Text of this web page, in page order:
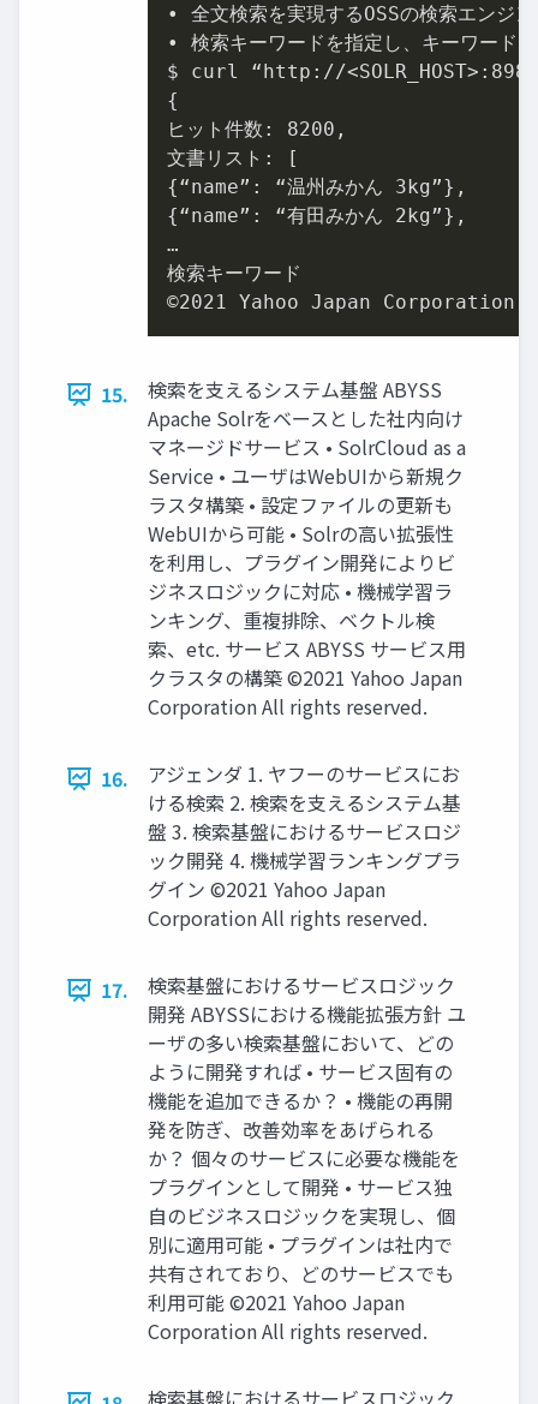
• 全文検索を実現するOSSの検索エンジ
• 検索キーワードを指定し、キーワード
$ curl “http://<SOLR_HOST>: 8983
{
ヒット件数: 8200 ,
文書リスト: [
{“name”: “温州みかん 3 kg”},
{“name”: “有田みかん 2 kg”},
…
検索キーワード
©2021 Yahoo Japan Corporation
15.
検索を支えるシステム基盤 ABYSS
Apache Solrをベースとした社内向け
マネージドサービス • SolrCloud as a
Service • ユーザはWebUIから新規ク
ラスタ構築 • 設定ファイルの更新も
WebUIから可能 • Solrの高い拡張性
を利用し、プラグイン開発によりビ
ジネスロジックに対応 • 機械学習ラ
ンキング、重複排除、ベクトル検
索、etc. サービス ABYSS サービス用
クラスタの構築 ©2021 Yahoo Japan
Corporation All rights reserved.
16.
アジェンダ 1. ヤフーのサービスにお
ける検索 2. 検索を支えるシステム基
盤 3. 検索基盤におけるサービスロジ
ック開発 4. 機械学習ランキングプラ
グイン ©2021 Yahoo Japan
Corporation All rights reserved.
17.
検索基盤におけるサービスロジック
開発 ABYSSにおける機能拡張方針 ユ
ーザの多い検索基盤において、どの
ように開発すれば • サービス固有の
機能を追加できるか？ • 機能の再開
発を防ぎ、改善効率をあげられる
か？ 個々のサービスに必要な機能を
プラグインとして開発 • サービス独
自のビジネスロジックを実現し、個
別に適用可能 • プラグインは社内で
共有されており、どのサービスでも
利用可能 ©2021 Yahoo Japan
Corporation All rights reserved.